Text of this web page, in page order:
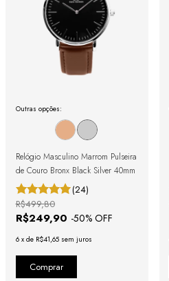
Outras opções:
Relógio Masculino Marrom Pulseira
de Couro Bronx Black Silver 40mm
(24)
R$249,90 -50% OFF
R$499,80
6 x de R$41,65 sem juros